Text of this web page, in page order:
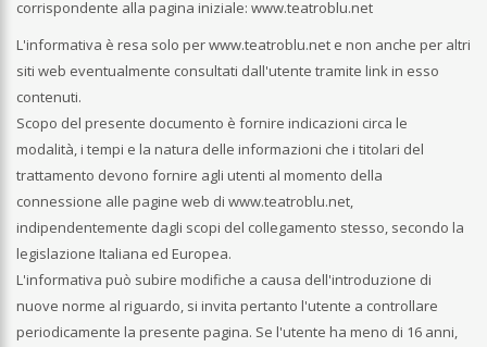
corrispondente alla pagina iniziale: www.teatroblu.net
L'informativa è resa solo per www.teatroblu.net e non anche per altri
siti web eventualmente consultati dall'utente tramite link in esso
contenuti.
Scopo del presente documento è fornire indicazioni circa le
modalità, i tempi e la natura delle informazioni che i titolari del
trattamento devono fornire agli utenti al momento della
connessione alle pagine web di www.teatroblu.net,
indipendentemente dagli scopi del collegamento stesso, secondo la
legislazione Italiana ed Europea.
L'informativa può subire modifiche a causa dell'introduzione di
nuove norme al riguardo, si invita pertanto l'utente a controllare
periodicamente la presente pagina. Se l'utente ha meno di 16 anni,